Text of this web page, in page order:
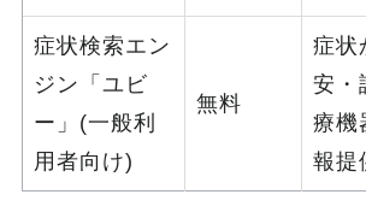
症状検索エン
ジン「ユビ
ー」(一般利
用者向け)
無料
症状
安・
療機
報提